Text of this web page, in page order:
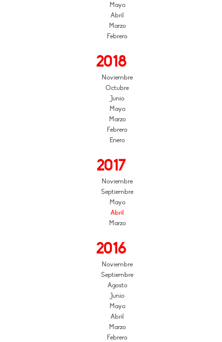
Mayo
Abril
Marzo
Febrero
2018
Noviembre
Octubre
Junio
Mayo
Marzo
Febrero
Enero
2017
Noviembre
Septiembre
Mayo
Abril
Marzo
2016
Noviembre
Septiembre
Agosto
Junio
Mayo
Abril
Marzo
Febrero